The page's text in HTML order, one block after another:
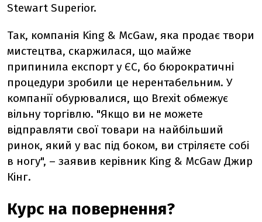
Stewart Superior.
Так, компанія King & McGaw, яка продає твори
мистецтва, скаржилася, що майже
припинила експорт у ЄС, бо бюрократичні
процедури зробили це нерентабельним. У
компанії обурювалися, що Brexit обмежує
вільну торгівлю. "Якщо ви не можете
відправляти свої товари на найбільший
ринок, який у вас під боком, ви стріляєте собі
в ногу", – заявив керівник King & McGaw Джир
Кінг.
Курс на повернення?